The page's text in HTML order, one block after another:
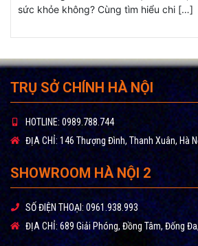
phân tử nhỏ khiến nước dễ dàng được
– OrpH+ (Sx Việt Nam):ORP là khả
thể, bổ sung khoáng chất cần thiết cho
nhân oxy hóa.
– HypH+ (Sx Việt Nam): Tạo nước kiềm
tác nhân oxy hóa, trung hòa axit dư thừa.
– Mineral+ (Sx Việt Nam):
Bổ sung các
cơ thể, tạo pH cho nước trong khoảng
ngon hơn.
– Nano Carbon+ (Sx Việt Nam): Loại bỏ
cho nước. Ngoài ra, có thể ngăn chặn sự
sức khỏe không? Cùng tìm hiểu chi […]
TRỤ SỞ CHÍNH HÀ NỘI
HOTLINE:0989.788.744
ĐỊA CHỈ:146 Thượng Đình, Thanh Xuân, Hà
SHOWROOM HÀ NỘI 2
SỐ ĐIỆN THOẠI:0961.938.993
ĐỊA CHỈ:689 Giải Phóng, Đồng Tâm, Đống